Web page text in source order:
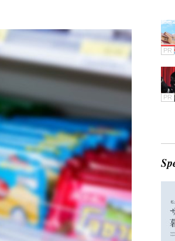
PR
PR